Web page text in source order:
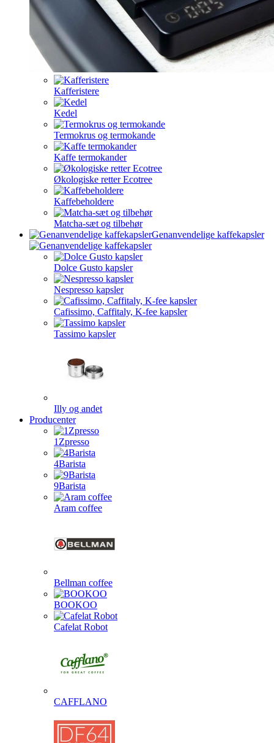
Kafferistere
Kedel
Termokrus og termokande
Kaffe termokander
Økologiske retter Ecotree
Kaffebeholdere
Matcha-sæt og tilbehør
Genanvendelige kaffekapsler
Dolce Gusto kapsler
Nespresso kapsler
Cafissimo, Caffitaly, K-fee kapsler
Tassimo kapsler
Illy og andet
Producenter
1Zpresso
4Barista
9Barista
Aram coffee
Bellman coffee
BOOKOO
Cafelat Robot
CAFFLANO